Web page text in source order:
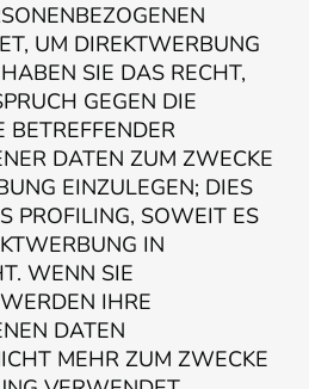
UM DIREKTWERBUNG
SIE DAS RECHT,
GEGEN DIE
BETREFFENDER
DATEN ZUM ZWECKE
EINZULEGEN; DIES
PROFILING, SOWEIT ES
IN
WENN SIE
IHRE
DATEN
MEHR ZUM ZWECKE